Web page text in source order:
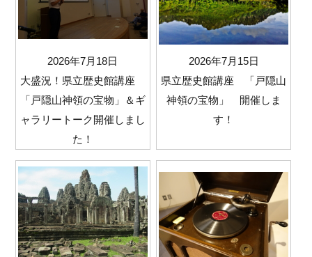
2026年7月18日
大盛況！県立歴史館講座
「戸隠山神領の宝物」＆ギ
ャラリートーク開催しまし
た！
2026年7月15日
県立歴史館講座 「戸隠山
神領の宝物」 開催しま
す！